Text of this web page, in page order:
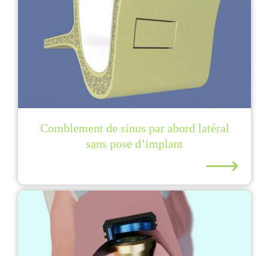
Comblement de sinus par abord latéral
sans pose d’implant
⟶